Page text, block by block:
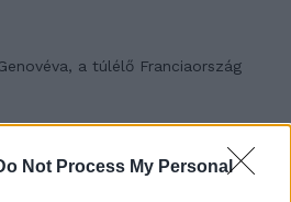
Not Process My Personal
a túlélő Franciaország
rész